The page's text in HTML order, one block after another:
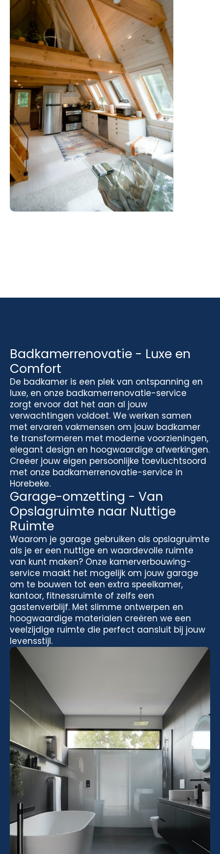
Badkamerrenovatie - Luxe en
Comfort
De badkamer is een plek van ontspanning en
luxe, en onze badkamerrenovatie-service
zorgt ervoor dat het aan al jouw
verwachtingen voldoet. We werken samen
met ervaren vakmensen om jouw badkamer
te transformeren met moderne voorzieningen,
elegant design en hoogwaardige afwerkingen.
Creëer jouw eigen persoonlijke toevluchtsoord
met onze badkamerrenovatie-service in
Horebeke.
Garage-omzetting - Van
Opslagruimte naar Nuttige
Ruimte
Waarom je garage gebruiken als opslagruimte
als je er een nuttige en waardevolle ruimte
van kunt maken? Onze kamerverbouwing-
service maakt het mogelijk om jouw garage
om te bouwen tot een extra speelkamer,
kantoor, fitnessruimte of zelfs een
gastenverblijf. Met slimme ontwerpen en
hoogwaardige materialen creëren we een
veelzijdige ruimte die perfect aansluit bij jouw
levensstijl.